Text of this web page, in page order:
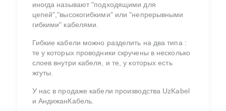
иногда называют "подходящими для
цепей","высокогибкими" или "непрерывными
гибкими" кабелями.
Гибкие кабели можно разделить на два типа :
те у которых проводники скручены в несколько
слоев внутри кабеля, и те, у которых есть
жгуты.
У нас в продаже кабели производства UzKabel
и АндижанКабель.